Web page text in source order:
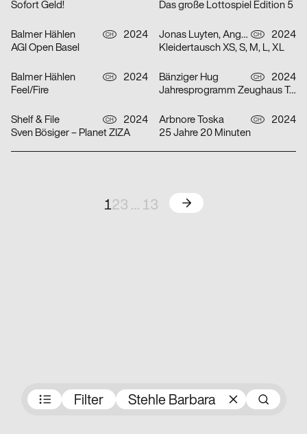
Preisträger:innen
Filter Stehle Barbara
Sofort Geld!
Das große Lottospiel Edition 5
Balmer Hählen CH
2024
AGI Open Basel
Jonas Luyten, Angel Zahner CH
2024
Kleidertausch XS, S, M, L, XL
Balmer Hählen CH
2024
Feel/Fire
Bänziger Hug CH
2024
Jahresprogramm Zeughaus Teufen 2024
Shelf & File CH
2024
Sven Bösiger – Planet ZIZA
Arbnore Toska CH
2024
25 Jahre 20 Minuten
123 … 13